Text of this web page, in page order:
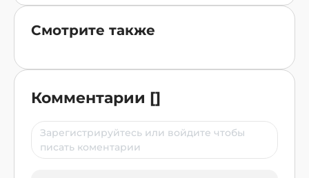
Смотрите также
Комментарии []